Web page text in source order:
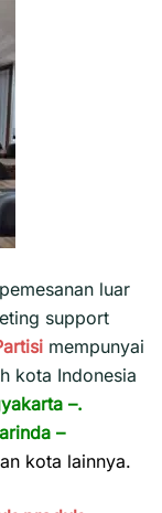
luar
support
mempunyai
kota Indonesia
–.
–
kota lainnya.